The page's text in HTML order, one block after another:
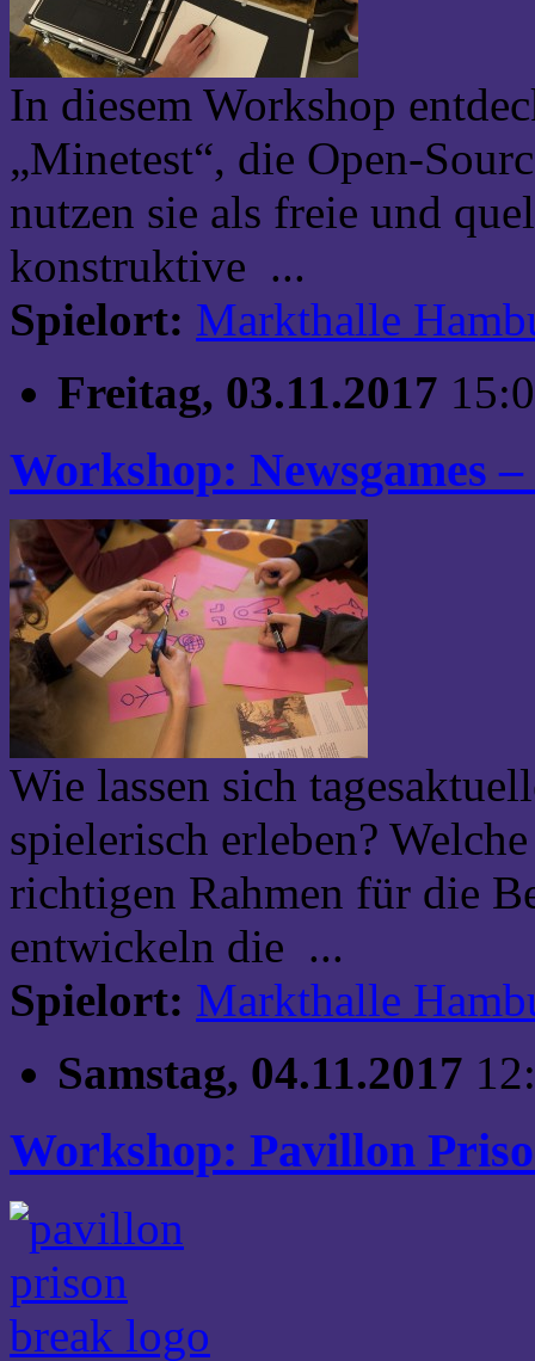
In diesem Workshop
„Minetest“, die Open-
nutzen sie als freie und
konstruktive ...
Spielort: Markthalle
Freitag, 03.11.2017
Workshop: Newsgames
Wie lassen sich
spielerisch erleben?
richtigen Rahmen für die
entwickeln die ...
Spielort: Markthalle
Samstag, 04.11.2017
Workshop: Pavillon